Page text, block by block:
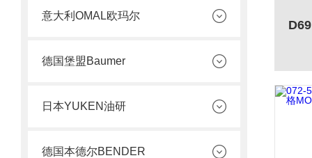
意大利OMAL欧玛尔
德国堡盟Baumer
日本YUKEN油研
德国本德尔BENDER